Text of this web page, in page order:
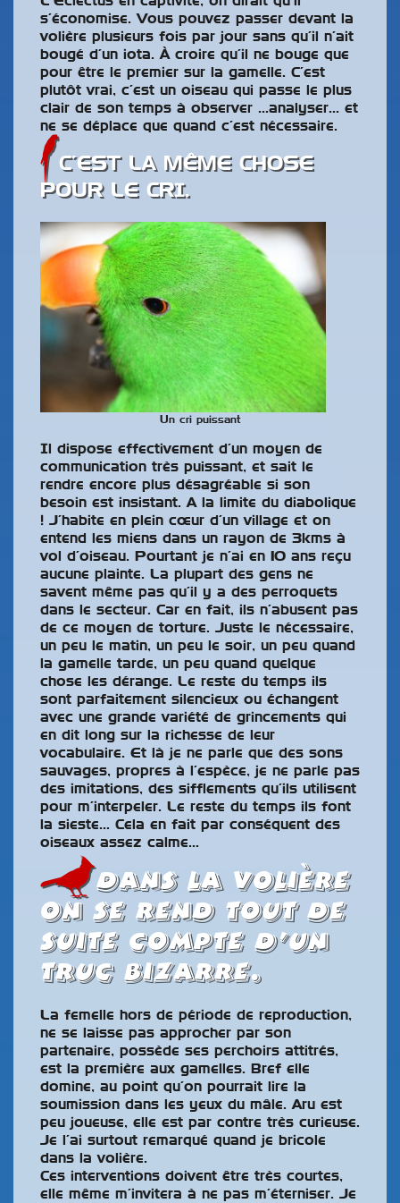
s’économise. Vous pouvez passer devant la
volière plusieurs fois par jour sans qu’il n’ait
bougé d’un iota. À croire qu’il ne bouge que
pour être le premier sur la gamelle. C’est
plutôt vrai, c’est un oiseau qui passe le plus
clair de son temps à observer …analyser… et
ne se déplace que quand c’est nécessaire.
C’EST LA MÊME CHOSE
POUR LE CRI.
Un cri puissant
Il dispose effectivement d’un moyen de
communication très puissant, et sait le
rendre encore plus désagréable si son
besoin est insistant. A la limite du diabolique
! J’habite en plein cœur d’un village et on
entend les miens dans un rayon de 3kms à
vol d’oiseau. Pourtant je n’ai en 10 ans reçu
aucune plainte. La plupart des gens ne
savent même pas qu’il y a des perroquets
dans le secteur. Car en fait, ils n’abusent pas
de ce moyen de torture. Juste le nécessaire,
un peu le matin, un peu le soir, un peu quand
la gamelle tarde, un peu quand quelque
chose les dérange. Le reste du temps ils
sont parfaitement silencieux ou échangent
avec une grande variété de grincements qui
en dit long sur la richesse de leur
vocabulaire. Et là je ne parle que des sons
sauvages, propres à l’espèce, je ne parle pas
des imitations, des sifflements qu’ils utilisent
pour m’interpeler. Le reste du temps ils font
la sieste… Cela en fait par conséquent des
oiseaux assez calme…
Dans la volière
on se rend tout de
suite compte d’un
truc bizarre.
La femelle hors de période de reproduction,
ne se laisse pas approcher par son
partenaire, possède ses perchoirs attitrés,
est la première aux gamelles. Bref elle
domine, au point qu’on pourrait lire la
soumission dans les yeux du mâle. Aru est
peu joueuse, elle est par contre très curieuse.
Je l’ai surtout remarqué quand je bricole
dans la volière.
Ces interventions doivent être très courtes,
elle même m’invitera à ne pas m’éterniser. Je